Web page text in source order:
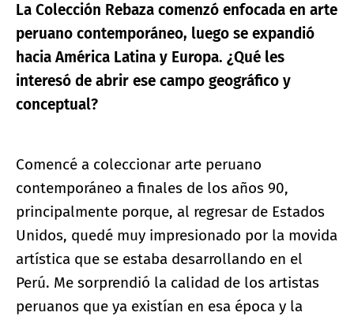
La Colección Rebaza comenzó enfocada en arte
peruano contemporáneo, luego se expandió
hacia América Latina y Europa. ¿Qué les
interesó de abrir ese campo geográfico y
conceptual?
Comencé a coleccionar arte peruano
contemporáneo a finales de los años 90,
principalmente porque, al regresar de Estados
Unidos, quedé muy impresionado por la movida
artística que se estaba desarrollando en el
Perú. Me sorprendió la calidad de los artistas
peruanos que ya existían en esa época y la